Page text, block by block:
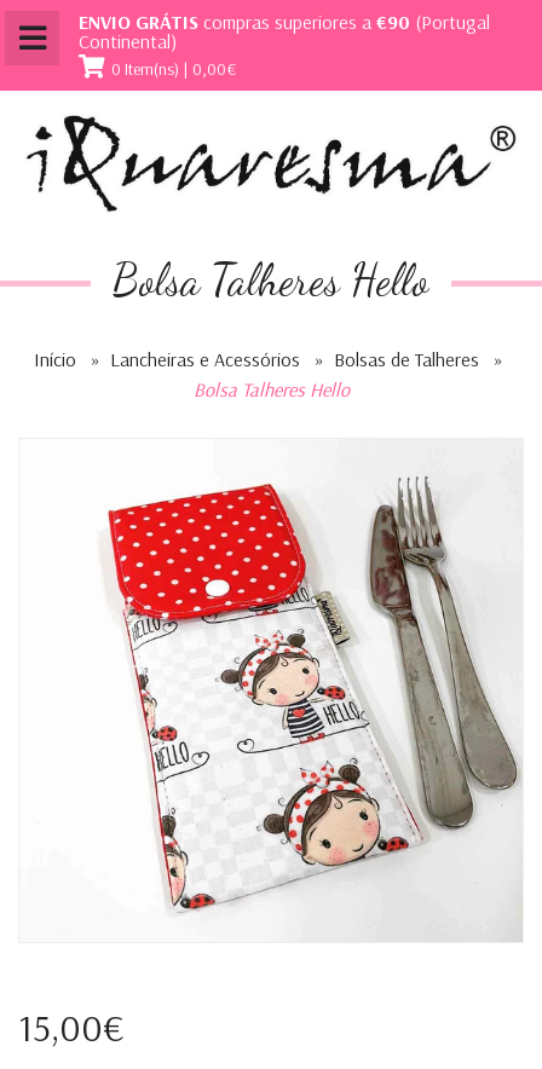
ENVIO GRÁTIS compras superiores a €90 (Portugal
Continental)
0 Item(ns) | 0,00€
Bolsa Talheres Hello
Início » Lancheiras e Acessórios » Bolsas de Talheres
»
Bolsa Talheres Hello
15,00€